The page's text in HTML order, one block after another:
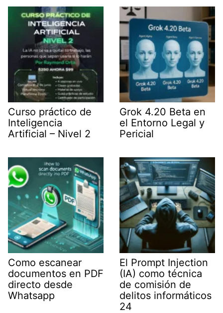
e
r
)
n
p
m
Curso práctico de
Inteligencia
Artificial – Nivel 2
Grok 4.20 Beta en
el Entorno Legal y
Pericial
Como escanear
documentos en PDF
directo desde
Whatsapp
El Prompt Injection
(IA) como técnica
de comisión de
delitos informáticos
24